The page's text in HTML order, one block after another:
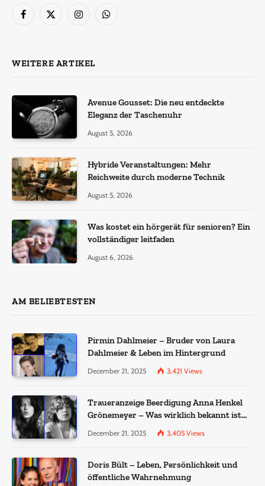
Facebook
X
InstagramWhatsApp
WEITERE ARTIKEL
Avenue Gousset: Die neu entdeckte
Eleganz der Taschenuhr
August 5, 2026
Hybride Veranstaltungen: Mehr
Reichweite durch moderne Technik
August 5, 2026
Was kostet ein hörgerät für senioren? Ein
vollständiger leitfaden
August 6, 2026
AM BELIEBTESTEN
Pirmin Dahlmeier – Bruder von Laura
Dahlmeier & Leben im Hintergrund
December 21, 2025 3,421 Views
Traueranzeige Beerdigung Anna Henkel
Grönemeyer – Was wirklich bekannt ist
und was nicht bestätigt wurde
December 21, 2025 3,405 Views
Doris Bült – Leben, Persönlichkeit und
öffentliche Wahrnehmung